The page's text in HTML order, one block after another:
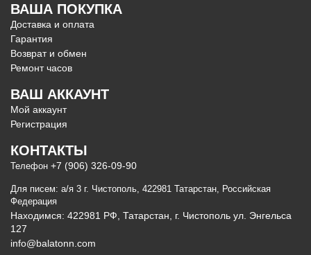
ВАША ПОКУПКА
Доставка и оплата
Гарантия
Возврат и обмен
Ремонт часов
ВАШ АККАУНТ
Мой аккаунт
Регистрация
КОНТАКТЫ
Телефон +7 (906) 326-09-90
Для писем: а/я 3 г. Чистополь, 422981 Татарстан, Российская
Федерация
Находимся: 422981 РФ, Татарстан, г. Чистополь ул. Энгельса
127
info@balatonn.com